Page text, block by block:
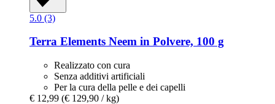
5.0 (3)
Terra Elements Neem in Polvere, 100 g
Realizzato con cura
Senza additivi artificiali
Per la cura della pelle e dei capelli
€ 12,99 (€ 129,90 / kg)